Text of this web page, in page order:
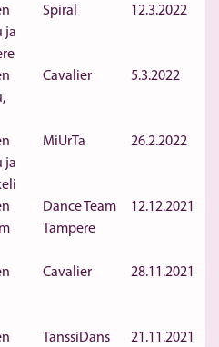
ja
Spiral 12.3.2022
Cavalier 5.3.2022
ja
MiUrTa 26.2.2022
Dance Team
Tampere
12.12.2021
Cavalier 28.11.2021
TanssiDans 21.11.2021